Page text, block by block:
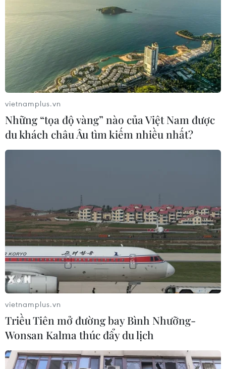
vietnamplus.vn
Những “tọa độ vàng” nào của Việt Nam được
du khách châu Âu tìm kiếm nhiều nhất?
vietnamplus.vn
Triều Tiên mở đường bay Bình Nhưỡng-
Wonsan Kalma thúc đẩy du lịch